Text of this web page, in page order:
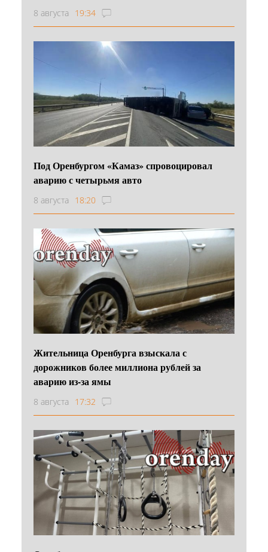
8 августа 19:34
Под Оренбургом «Камаз» спровоцировал
аварию с четырьмя авто
8 августа 18:20
Жительница Оренбурга взыскала с
дорожников более миллиона рублей за
аварию из-за ямы
8 августа 17:32